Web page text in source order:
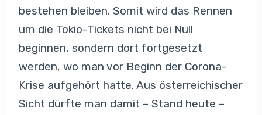
bestehen bleiben. Somit wird das Rennen
um die Tokio-Tickets nicht bei Null
beginnen, sondern dort fortgesetzt
werden, wo man vor Beginn der Corona-
Krise aufgehört hatte. Aus österreichischer
Sicht dürfte man damit – Stand heute –